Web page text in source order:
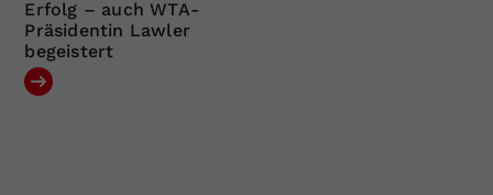
Erfolg – auch WTA-
Präsidentin Lawler
begeistert